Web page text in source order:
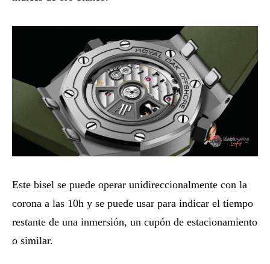
Este bisel se puede operar unidireccionalmente con la
corona a las 10h y se puede usar para indicar el tiempo
restante de una inmersión, un cupón de estacionamiento
o similar.